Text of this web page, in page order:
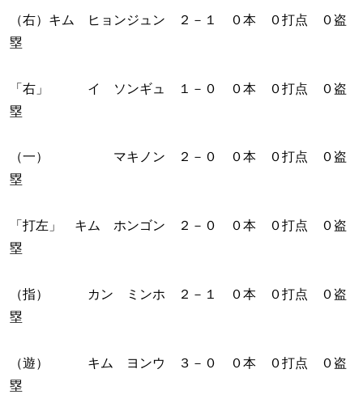
（右）キム ヒョンジュン ２－１ ０本 ０打点 ０盗
塁
「右」 イ ソンギュ １－０ ０本 ０打点 ０盗
塁
（一） マキノン ２－０ ０本 ０打点 ０盗
塁
「打左」 キム ホンゴン ２－０ ０本 ０打点 ０盗
塁
（指） カン ミンホ ２－１ ０本 ０打点 ０盗
塁
（遊） キム ヨンウ ３－０ ０本 ０打点 ０盗
塁